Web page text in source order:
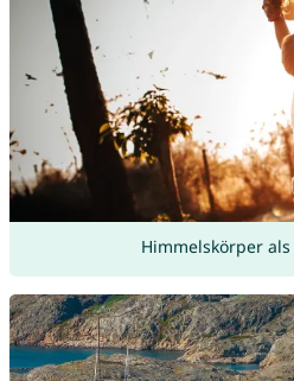
Himmelskörper